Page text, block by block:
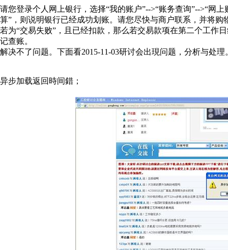
请您登录个人网上银行，选择“我的账户”-->“账务查询”-->“网
算”，则说明银行已经成功划账。请您尽快与商户联系，并将
若为“交易失败”，且已经扣款，那么若交易款项在第二个工作
记查账。
解决不了问题。下面看2015-11-03研讨会出現问题，分析与处理
异步加载返回時间錯；